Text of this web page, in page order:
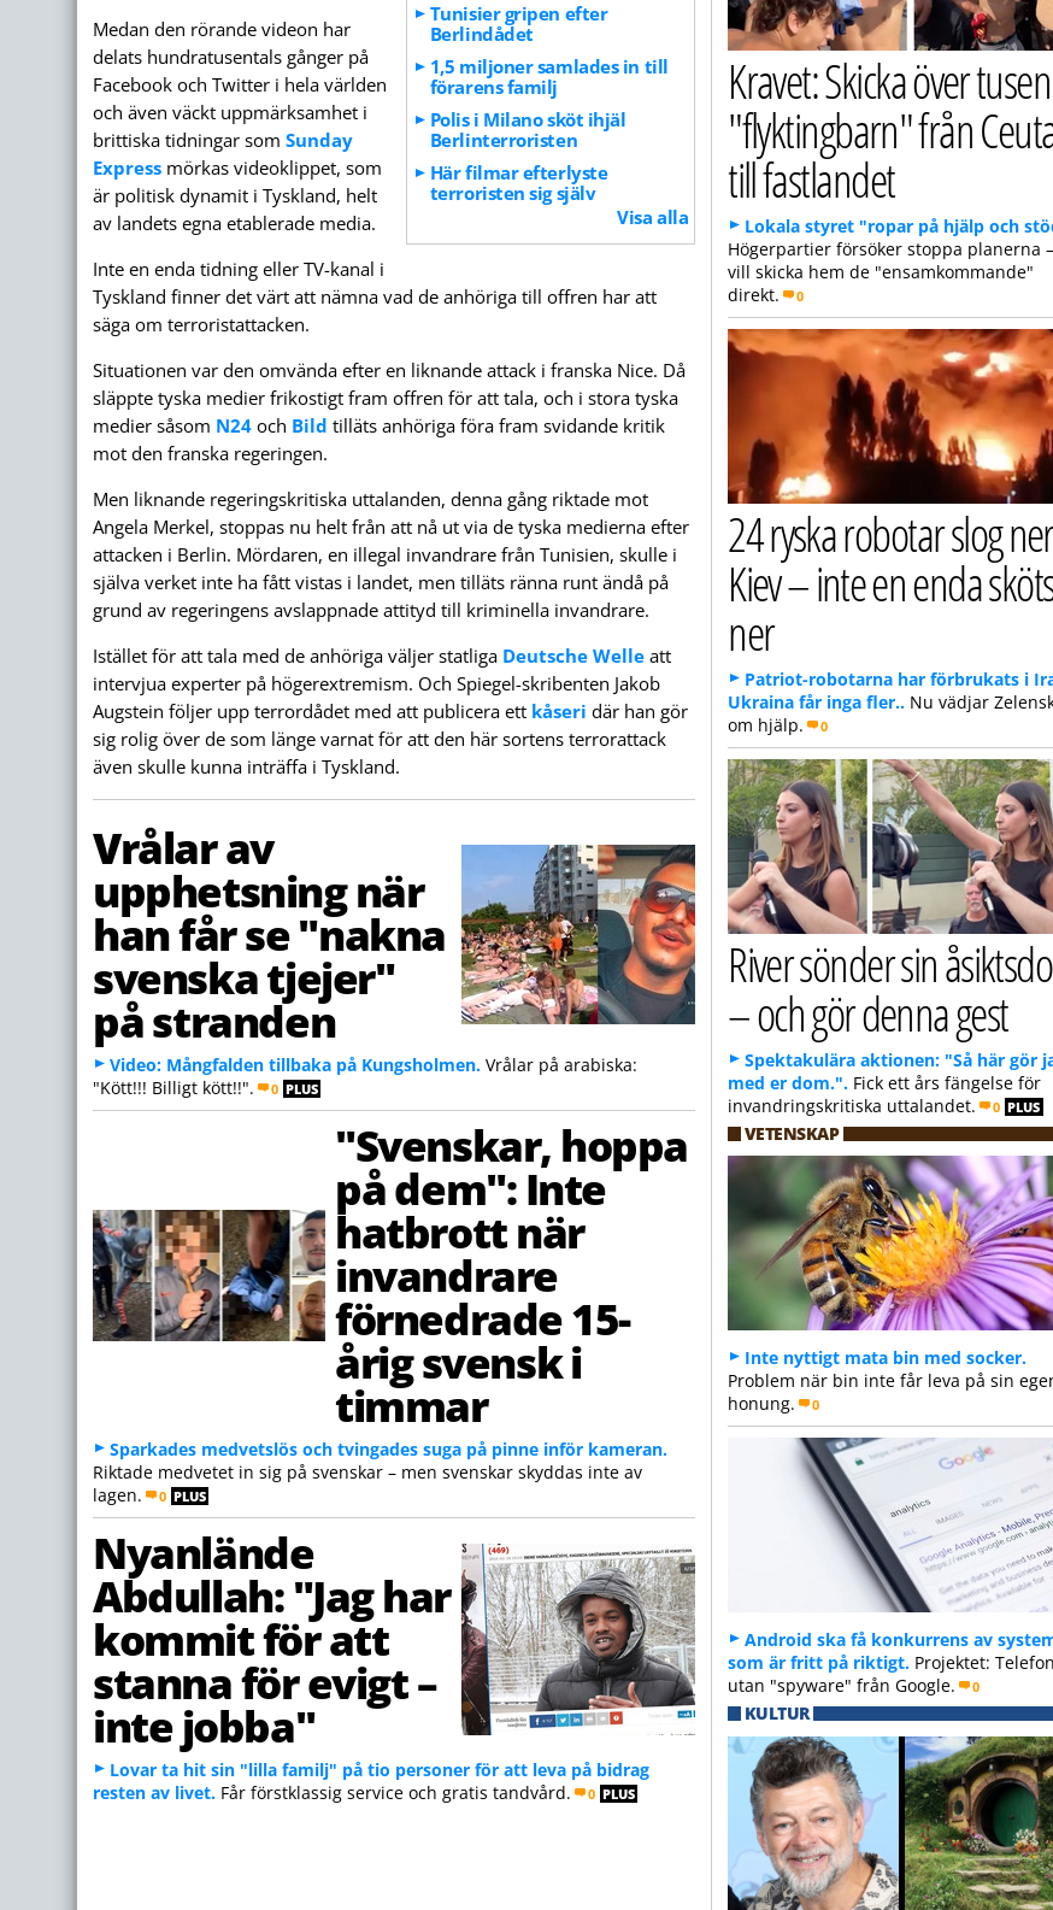
Tunisier gripen efter
Berlindådet
1,5 miljoner samlades in till
förarens familj
Polis i Milano sköt ihjäl
Berlinterroristen
Här filmar efterlyste
terroristen sig själv
Visa alla
Medan den rörande videon har
delats hundratusentals gånger på
Facebook och Twitter i hela världen
och även väckt uppmärksamhet i
brittiska tidningar som Sunday
Express mörkas videoklippet, som
är politisk dynamit i Tyskland, helt
av landets egna etablerade media.
Inte en enda tidning eller TV-kanal i
Tyskland finner det värt att nämna vad de anhöriga till offren har att
säga om terroristattacken.
Situationen var den omvända efter en liknande attack i franska Nice. Då
släppte tyska medier frikostigt fram offren för att tala, och i stora tyska
medier såsom N24 och Bild tilläts anhöriga föra fram svidande kritik
mot den franska regeringen.
Men liknande regeringskritiska uttalanden, denna gång riktade mot
Angela Merkel, stoppas nu helt från att nå ut via de tyska medierna efter
attacken i Berlin. Mördaren, en illegal invandrare från Tunisien, skulle i
själva verket inte ha fått vistas i landet, men tilläts ränna runt ändå på
grund av regeringens avslappnade attityd till kriminella invandrare.
Istället för att tala med de anhöriga väljer statliga Deutsche Welle att
intervjua experter på högerextremism. Och Spiegel-skribenten Jakob
Augstein följer upp terrordådet med att publicera ett kåseri där han gör
sig rolig över de som länge varnat för att den här sortens terrorattack
även skulle kunna inträffa i Tyskland.
Vrålar av
upphetsning när
han får se "nakna
svenska tjejer"
på stranden
Video: Mångfalden tillbaka på Kungsholmen. Vrålar på arabiska:
"Kött!!! Billigt kött!!".
0 PLUS
"Svenskar, hoppa
på dem": Inte
hatbrott när
invandrare
förnedrade 15-
årig svensk i
timmar
Sparkades medvetslös och tvingades suga på pinne inför kameran.
Riktade medvetet in sig på svenskar – men svenskar skyddas inte av
lagen.
0 PLUS
Nyanlände
Abdullah: "Jag har
kommit för att
stanna för evigt –
inte jobba"
Lovar ta hit sin "lilla familj" på tio personer för att leva på bidrag
resten av livet. Får förstklassig service och gratis tandvård. 0 PLUS
Kravet: Skicka över tusen
"flyktingbarn" från
till fastlandet
Lokala styret "ropar på hjälp och
Högerpartier försöker stoppa planerna
vill skicka hem de "ensamkommande"
direkt.
0
24 ryska robotar slog
Kiev – inte en enda
ner
Patriot-robotarna har förbrukats i
Ukraina får inga fler.. Nu vädjar
om hjälp.
0
River sönder sin
– och gör denna gest
Spektakulära aktionen: "Så här gör
med er dom.". Fick ett års fängelse för
invandringskritiska uttalandet.
0 PLUS
VETENSKAP
Inte nyttigt mata bin med socker.
Problem när bin inte får leva på sin
honung.
0
Android ska få konkurrens av
som är fritt på riktigt. Projektet: Telefon
utan "spyware" från Google.
0
KULTUR